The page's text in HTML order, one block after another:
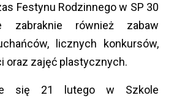
Festynu Rodzinnego w SP 30
również zabaw
licznych konkursów,
oraz zajęć plastycznych.
się 21 lutego w Szkole